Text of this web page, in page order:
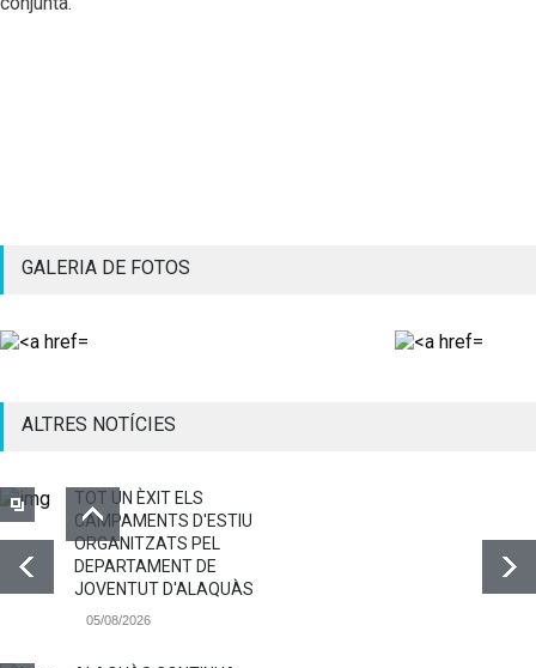
GALERIA DE FOTOS
ALTRES NOTÍCIES
TOT UN ÈXIT ELS
CAMPAMENTS D'ESTIU
ORGANITZATS PEL
DEPARTAMENT DE
JOVENTUT D'ALAQUÀS
05/08/2026